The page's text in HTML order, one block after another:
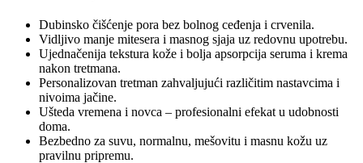
Dubinsko čišćenje pora bez bolnog ceđenja i crvenila.
Vidljivo manje mitesera i masnog sjaja uz redovnu upotrebu.
Ujednačenija tekstura kože i bolja apsorpcija seruma i krema
nakon tretmana.
Personalizovan tretman zahvaljujući različitim nastavcima i
nivoima jačine.
Ušteda vremena i novca – profesionalni efekat u udobnosti
doma.
Bezbedno za suvu, normalnu, mešovitu i masnu kožu uz
pravilnu pripremu.